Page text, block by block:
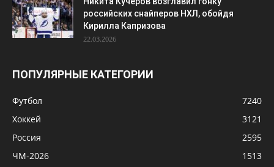
российских снайперов НХЛ, обойдя
Кирилла Капризова
22.03.2026
ПОПУЛЯРНЫЕ КАТЕГОРИИ
Футбол
7240
Хоккей
3121
Россия
2595
ЧМ-2026
1513